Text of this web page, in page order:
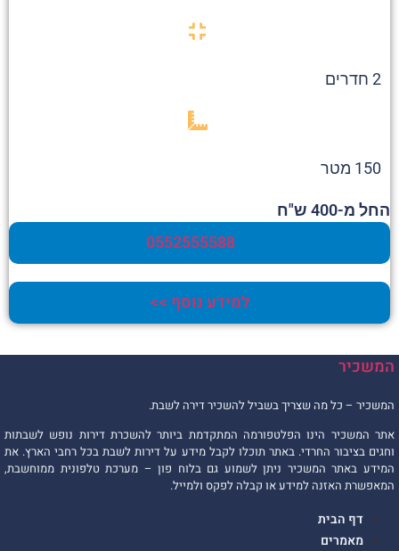
2 חדרים
150 מטר
החל מ-400 ש"ח
0552555588
למידע נוסף >>
המשכיר
המשכיר – כל מה שצריך בשביל להשכיר דירה לשבת.
אתר המשכיר הינו הפלטפורמה המתקדמת ביותר להשכרת דירות נופש לשבתות
וחגים בציבור החרדי. באתר תוכלו לקבל מידע על דירות לשבת בכל רחבי הארץ. את
המידע באתר המשכיר ניתן לשמוע גם בלוח פון – מערכת טלפונית ממוחשבת,
המאפשרת האזנה למידע או קבלה לפקס ולמייל.
דף הבית
מאמרים